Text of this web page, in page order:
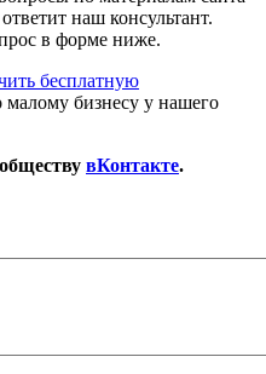
наш консультант.
в форме ниже.
бесплатную
малому бизнесу у нашего
вКонтакте.